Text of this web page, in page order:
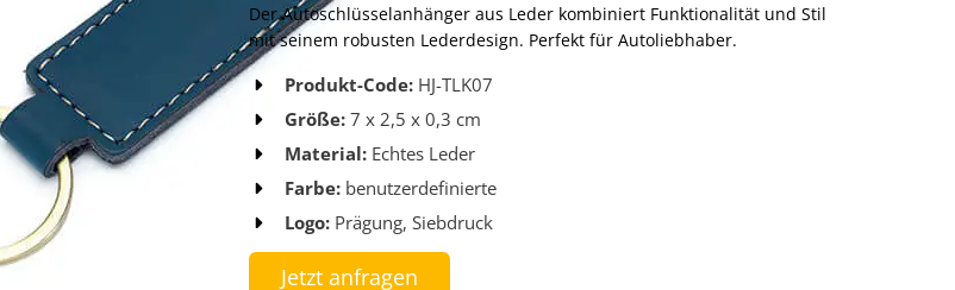
Der Autoschlüsselanhänger aus Leder kombiniert Funktionalität und Stil
mit seinem robusten Lederdesign. Perfekt für Autoliebhaber.
Produkt-Code: HJ-TLK07
Größe: 7 x 2,5 x 0,3 cm
Material: Echtes Leder
Farbe: benutzerdefinierte
Logo: Prägung, Siebdruck
Jetzt anfragen